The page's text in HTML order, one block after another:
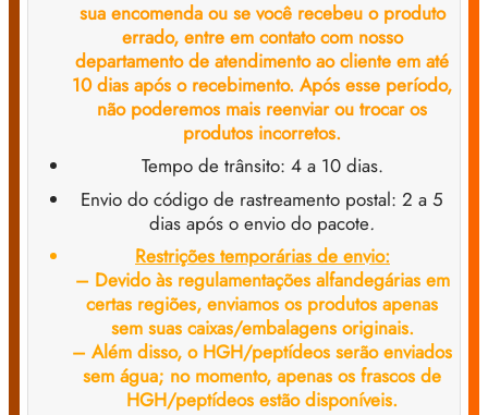
sua encomenda ou se você recebeu o produto
errado, entre em contato com nosso
departamento de atendimento ao cliente em até
10 dias após o recebimento. Após esse período,
não poderemos mais reenviar ou trocar os
produtos incorretos.
Tempo de trânsito: 4 a 10 dias.
Envio do código de rastreamento postal: 2 a 5
dias após o envio do pacote.
Restrições temporárias de envio:
– Devido às regulamentações alfandegárias em
certas regiões, enviamos os produtos apenas
sem suas caixas/embalagens originais.
– Além disso, o HGH/peptídeos serão enviados
sem água; no momento, apenas os frascos de
HGH/peptídeos estão disponíveis.